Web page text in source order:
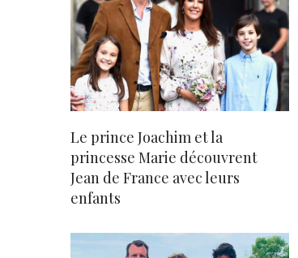
Le prince Joachim et la
princesse Marie découvrent
Jean de France avec leurs
enfants